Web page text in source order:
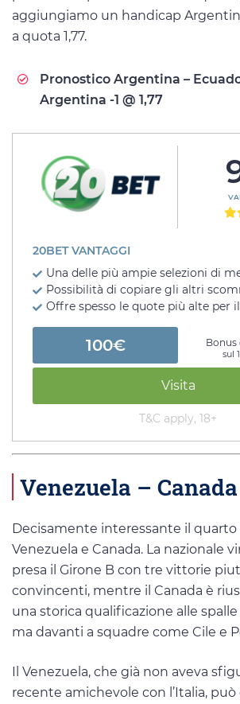
aggiungiamo un handicap
a quota 1,77.
Pronostico Argentina –
Argentina -1 @ 1,77
20BET VANTAGGI
Una delle più ampie selezioni di
Possibilità di copiare gli altri
Offre spesso le quote più alte per
100€ Bonus
sul
Visita
T&C apply, 18+
Venezuela – Canada
Decisamente interessante il
Venezuela e Canada. La nazionale
presa il Girone B con tre vittorie
convincenti, mentre il Canada è
una storica qualificazione alle spalle
ma davanti a squadre come Cile e
Il Venezuela, che già non aveva
recente amichevole con l’Italia,